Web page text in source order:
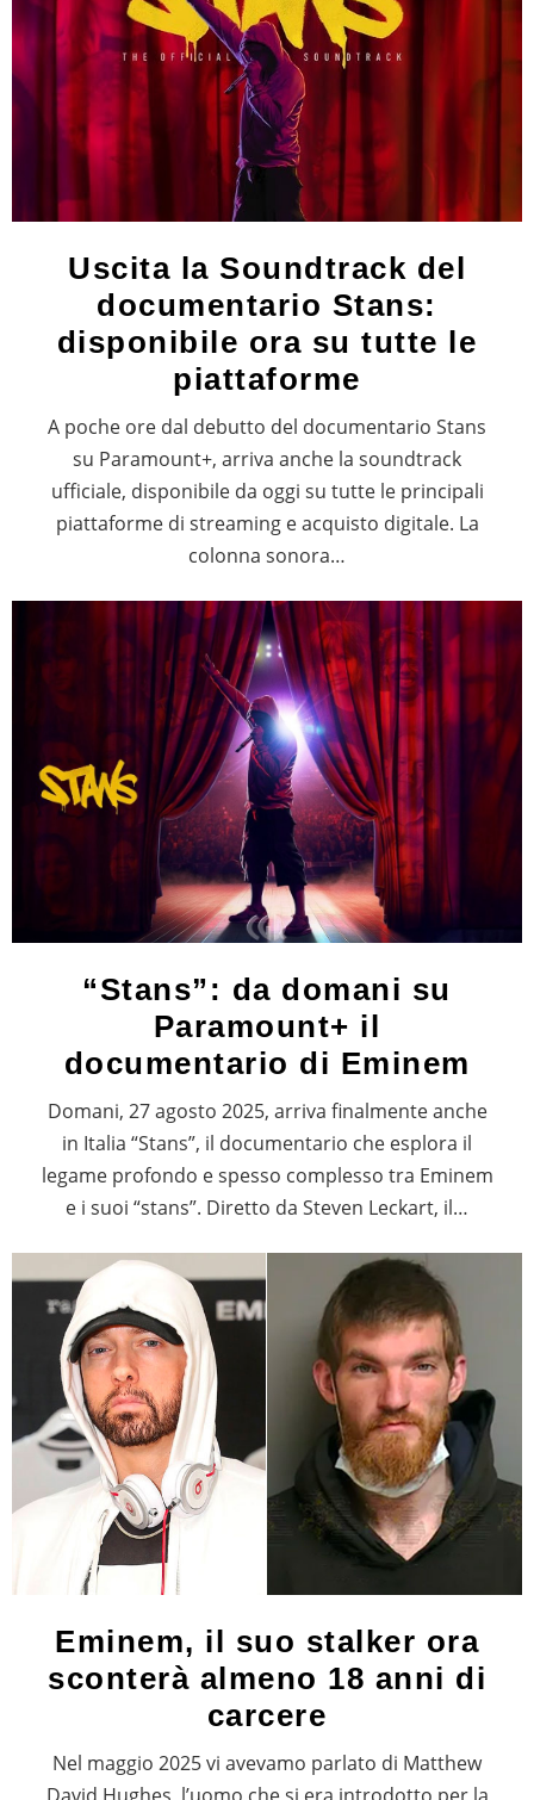
Uscita la Soundtrack del
documentario Stans:
disponibile ora su tutte le
piattaforme
A poche ore dal debutto del documentario Stans
su Paramount+, arriva anche la soundtrack
ufficiale, disponibile da oggi su tutte le principali
piattaforme di streaming e acquisto digitale. La
colonna sonora…
“Stans”: da domani su
Paramount+ il
documentario di Eminem
Domani, 27 agosto 2025, arriva finalmente anche
in Italia “Stans”, il documentario che esplora il
legame profondo e spesso complesso tra Eminem
e i suoi “stans”. Diretto da Steven Leckart, il…
Eminem, il suo stalker ora
sconterà almeno 18 anni di
carcere
Nel maggio 2025 vi avevamo parlato di Matthew